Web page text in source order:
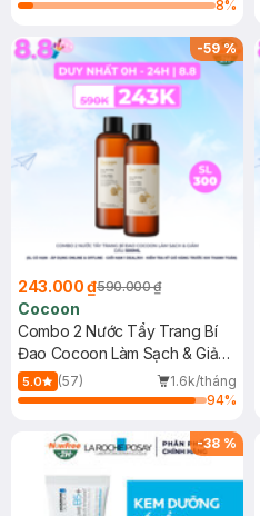
8%
-59%
243.000 ₫590.000 ₫
Cocoon
Combo 2 Nước Tẩy Trang Bí
Đao Cocoon Làm Sạch & Giảm
Dầu 500ml
5.0 (57)
1.6k/tháng
94%
-38 %